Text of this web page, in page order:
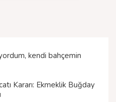
kendi bahçemin
Kararı: Ekmeklik Buğday